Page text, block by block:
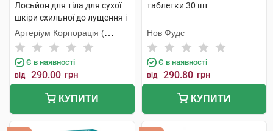
Лосьйон для тіла для сухої
шкіри схильної до лущення і
свербежу 250 мл 1 флакон
Артеріум Корпорація (
КМП+Галичфарм)
Є в наявності
від 290.00 грн
КУПИТИ
таблетки 30 шт
Нов Фудс
Є в наявності
від 290.80 грн
КУПИТИ